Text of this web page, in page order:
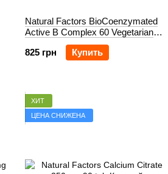
Natural Factors BioCoenzymated
Active B Complex 60 Vegetarian
825 грн
Купить
ХИТ
ЦЕНА СНИЖЕНА